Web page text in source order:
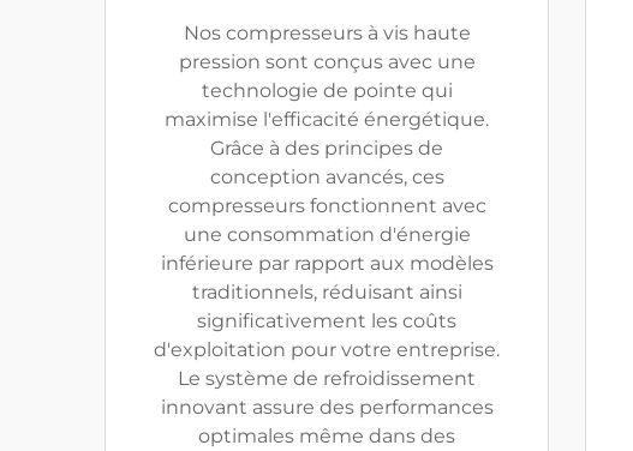
Nos compresseurs à vis haute
pression sont conçus avec une
technologie de pointe qui
maximise l'efficacité énergétique.
Grâce à des principes de
conception avancés, ces
compresseurs fonctionnent avec
une consommation d'énergie
inférieure par rapport aux modèles
traditionnels, réduisant ainsi
significativement les coûts
d'exploitation pour votre entreprise.
Le système de refroidissement
innovant assure des performances
optimales même dans des